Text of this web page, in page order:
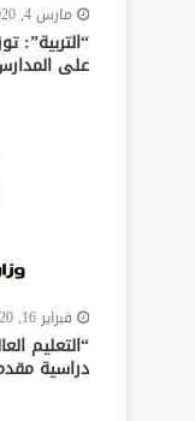
مارس 4, 2020
“التربية”:
على
فبراير 16, 2020
“التعليم
دراسية